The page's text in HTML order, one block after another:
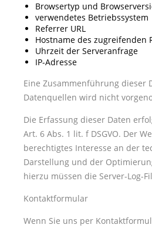
Browsertyp und
verwendetes Betriebssystem
Referrer URL
Hostname des zugreifenden
Uhrzeit der Serveranfrage
IP-Adresse
Eine Zusammenführung dieser
Datenquellen wird nicht
Die Erfassung dieser Daten
Art. 6 Abs. 1 lit. f DSGVO. Der
berechtigtes Interesse an der
Darstellung und der
hierzu müssen die Server-Log-
Kontaktformular
Wenn Sie uns per